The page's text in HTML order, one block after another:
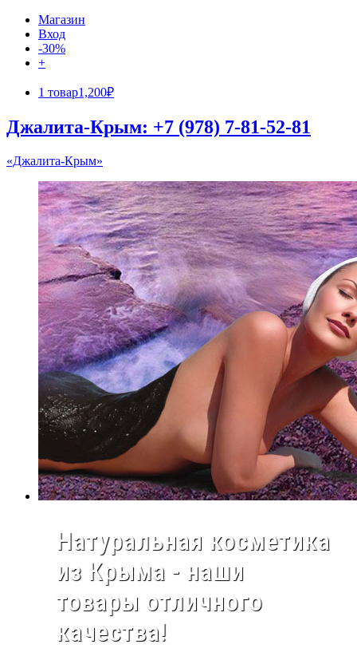
Магазин
Вход
-30%
+
1 товар1,200₽
Джалита-Крым: +7 (978) 7-81-52-81
«Джалита-Крым»
Натуральная косметика
из Крыма - наши
товары отличного
качества!